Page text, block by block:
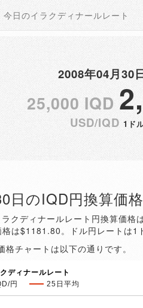
今日のイラクディナールレート
2008年04月30
25,000 IQD
USD/IQD 1ド
日のIQD円換算価格
クディナールレート円換算価
は$1181.80。ドル円レートは1
チャートは以下の通りです。
ディナールレート
円
25日平均